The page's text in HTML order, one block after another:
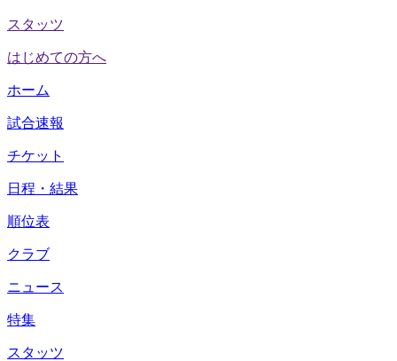
スタッツ
はじめての方へ
ホーム
試合速報
チケット
日程・結果
順位表
クラブ
ニュース
特集
スタッツ